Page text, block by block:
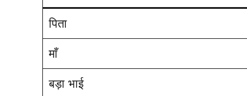
पिता
माँ
बड़ा भाई